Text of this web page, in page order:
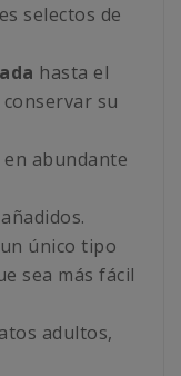
selectos de
hasta el
su
abundante
único tipo
sea más fácil
adultos,